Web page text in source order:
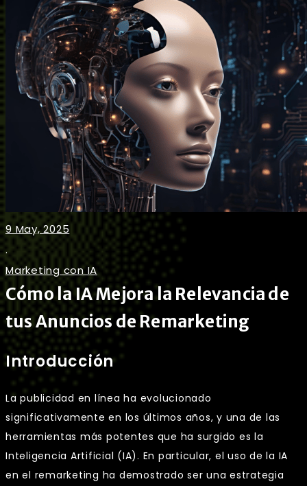
9 May, 2025
.
Marketing con IA
Cómo la IA Mejora la Relevancia de
tus Anuncios de Remarketing
Introducción
La publicidad en línea ha evolucionado
significativamente en los últimos años, y una de las
herramientas más potentes que ha surgido es la
Inteligencia Artificial (IA). En particular, el uso de la IA
en el remarketing ha demostrado ser una estrategia